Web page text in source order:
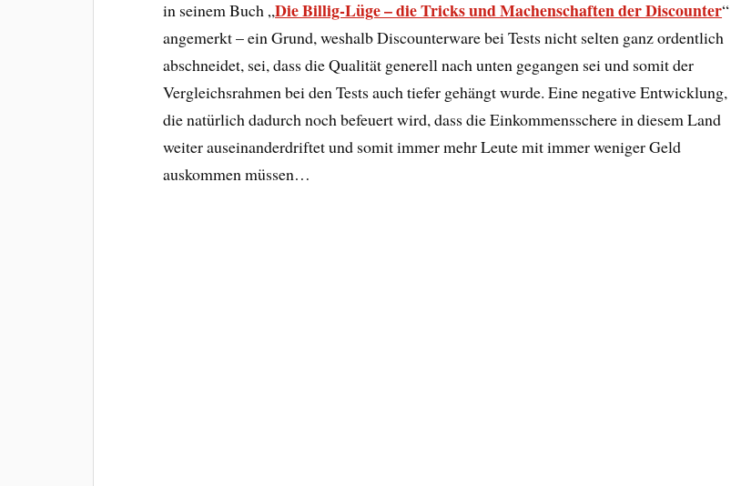
in seinem Buch „Die Billig-Lüge – die Tricks und Machenschaften der Discounter“
angemerkt – ein Grund, weshalb Discounterware bei Tests nicht selten ganz ordentlich
abschneidet, sei, dass die Qualität generell nach unten gegangen sei und somit der
Vergleichsrahmen bei den Tests auch tiefer gehängt wurde. Eine negative Entwicklung,
die natürlich dadurch noch befeuert wird, dass die Einkommensschere in diesem Land
weiter auseinanderdriftet und somit immer mehr Leute mit immer weniger Geld
auskommen müssen…